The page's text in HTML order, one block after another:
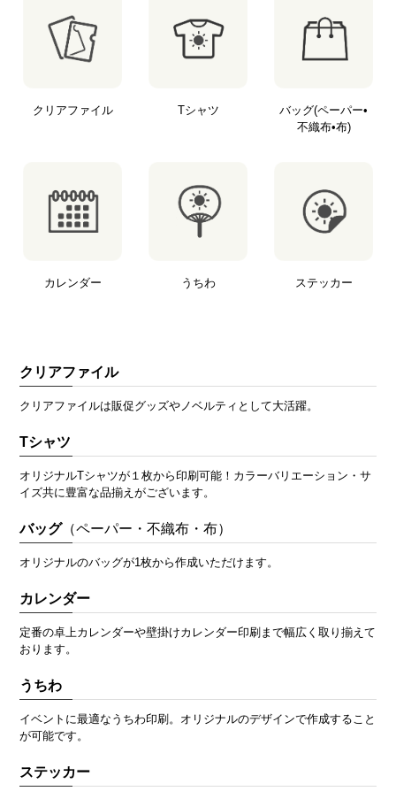
クリアファイル Tシャツ バッグ(ペーパー•
不織布•布)
カレンダー うちわ ステッカー
クリアファイル
クリアファイルは販促グッズやノベルティとして大活躍。
Tシャツ
オリジナルTシャツが１枚から印刷可能！カラーバリエーション・サ
イズ共に豊富な品揃えがございます。
バッグ（ペーパー・不織布・布）
オリジナルのバッグが1枚から作成いただけます。
カレンダー
定番の卓上カレンダーや壁掛けカレンダー印刷まで幅広く取り揃えて
おります。
うちわ
イベントに最適なうちわ印刷。オリジナルのデザインで作成すること
が可能です。
ステッカー